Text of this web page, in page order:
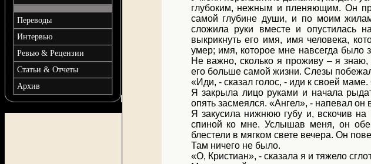
Переводы
Интервью
Ревью & Рецензии
Статьи & Отчеты
Архив
глубоким, нежным и пленяющим. Он
самой глубине души, и по моим
сложила руки вместе и опустилась
выкрикнуть его имя, имя человека,
умер; имя, которое мне навсегда
Не важно, сколько я проживу – я знаю,
его больше самой жизни. Слезы
«Иди, - сказал голос, - иди к своей маме.
Я закрыла лицо руками и начала
опять засмеялся. «Ангел», - напевал он
Я закусила нижнюю губу и, вскочив на
спиной ко мне. Услышав меня, он
блестели в мягком свете вечера. Он
Там ничего не было.
«О, Кристиан», - сказала я и тяжело